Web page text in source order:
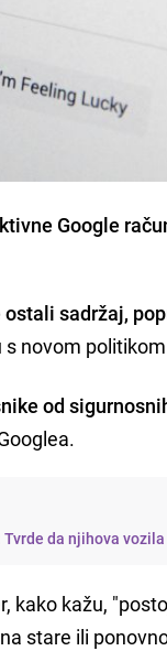
Google
ostali sadržaj,
s novom
od
da njihova
kako kažu,
stare ili